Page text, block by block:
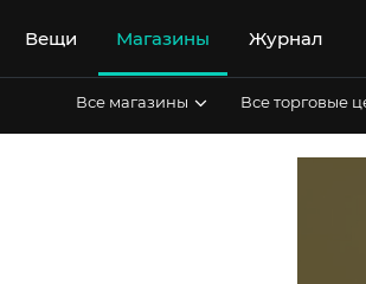
Вещи Магазины Журнал
Все магазины Все торговые